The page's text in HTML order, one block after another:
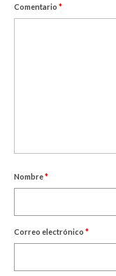
Comentario *
Nombre*
Correo electrónico *